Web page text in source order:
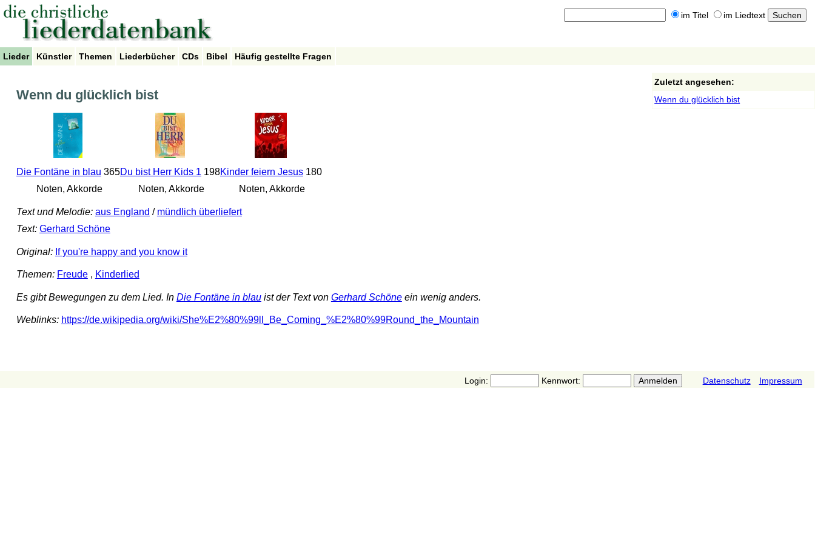
im Titel im Liedtext
Lieder Künstler Themen Liederbücher CDs Bibel Häufig gestellte Fragen
Wenn du glücklich bist
Die Fontäne in blau 365
Noten, Akkorde
Du bist Herr Kids 1198
Noten, Akkorde
Kinder feiern Jesus180
Noten, Akkorde
Text und Melodie: aus England / mündlich überliefert
Text: Gerhard Schöne
Original: If you're happy and you know it
Themen: Freude, Kinderlied
Es gibt Bewegungen zu dem Lied. In Die Fontäne in blauist der Text von Gerhard Schöneein wenig anders.
Weblinks: https://de.wikipedia.org/wiki/She%E2%80%99ll_Be_Coming_%E2%80%99Round_the_Mountain
Zuletzt angesehen:
Wenn du glücklich bist
Login: Kennwort: Datenschutz Impressum